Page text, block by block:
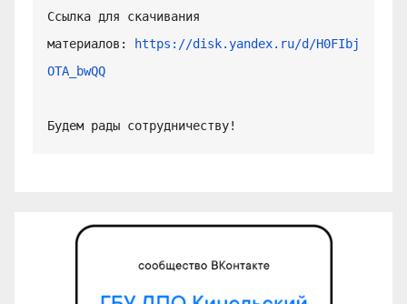
Ссылка для скачивания
материалов:
https://disk.yandex.ru/d/H0FIbj
OTA_bwQQ
Будем рады сотрудничеству!